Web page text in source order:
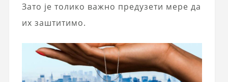
Зато је толико важно предузети мере да
их заштитимо.